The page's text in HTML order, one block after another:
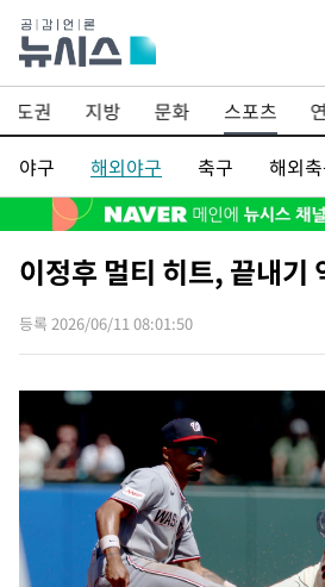
도권 지방 문화 스포츠
야구
해외야구 축구 해외
이정후 멀티 히트, 끝내기
등록 2026/06/11 08:01:50